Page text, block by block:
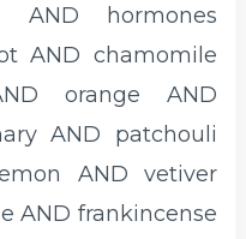
AND hormones
AND chamomile
orange AND
AND patchouli
AND vetiver
AND frankincense